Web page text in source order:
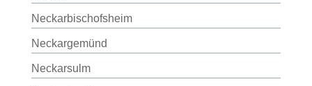
Neckarbischofsheim
Neckargemünd
Neckarsulm